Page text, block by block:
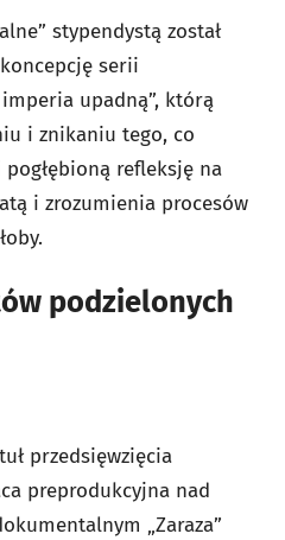
stypendystą został
serii
upadną”, którą
i znikaniu tego, co
refleksję na
i zrozumienia procesów
podzielonych
przedsięwzięcia
preprodukcyjna nad
„Zaraza”